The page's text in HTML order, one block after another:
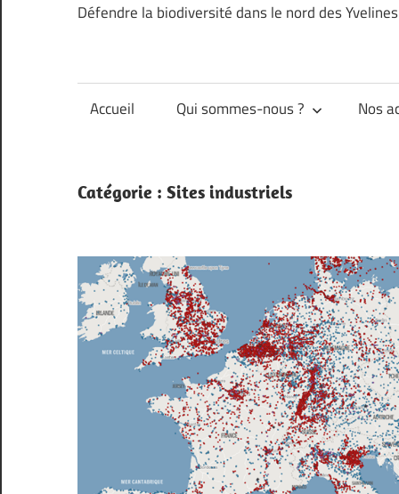
Défendre la biodiversité dans le nord des Yvelines
Accueil Qui sommes-nous ? Nos
Catégorie : Sites industriels